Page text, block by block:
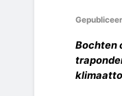
Bochten